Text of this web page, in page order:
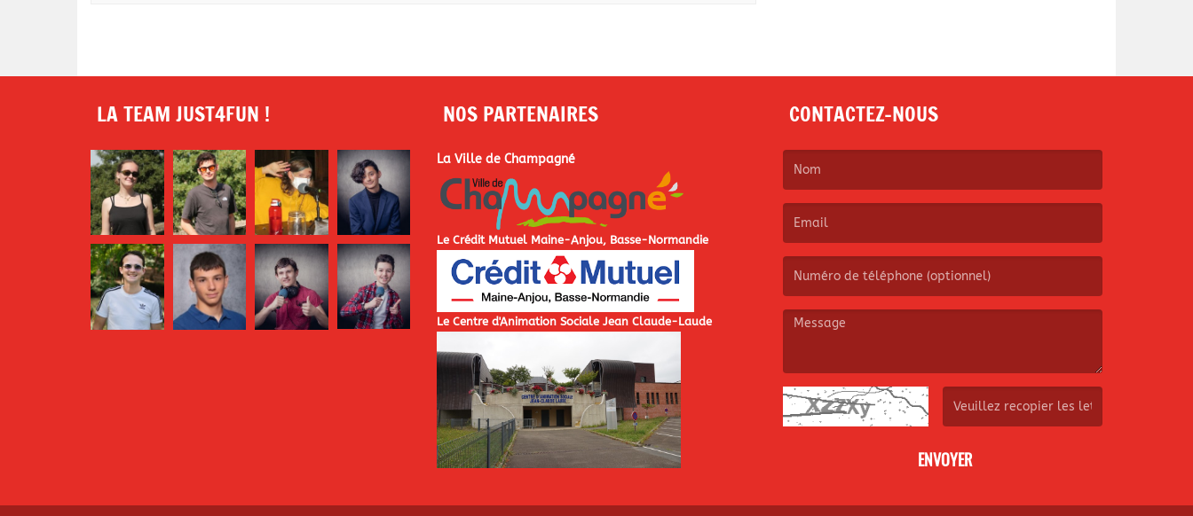
LA TEAM JUST4FUN ! NOS PARTENAIRES
La Ville de Champagné
Le Crédit Mutuel Maine-Anjou, Basse-Normandie
Le Centre d'Animation Sociale Jean Claude-Laude
CONTACTEZ-NOUS
ENVOYER